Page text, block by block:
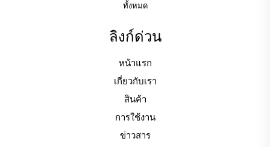
ทั้งหมด
ลิงก์ด่วน
หน้าแรก
เกี่ยวกับเรา
สินค้า
การใช้งาน
ข่าวสาร